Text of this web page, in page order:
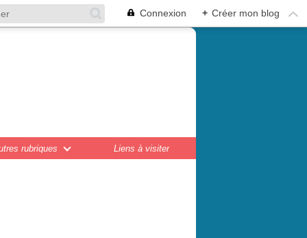
Connexion + Créer mon blog
rubriques Liens à visiter